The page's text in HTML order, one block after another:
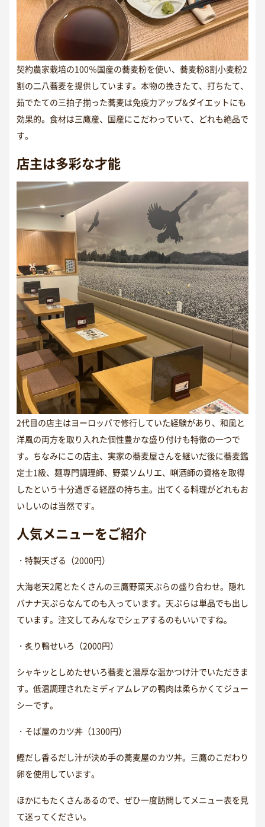
契約農家栽培の100％国産の蕎麦粉を使い、蕎麦粉8割小麦粉2
割の二八蕎麦を提供しています。本物の挽きたて、打ちたて、
茹でたての三拍子揃った蕎麦は免疫力アップ&ダイエットにも
効果的。食材は三鷹産、国産にこだわっていて、どれも絶品で
す。
店主は多彩な才能
2代目の店主はヨーロッパで修行していた経験があり、和風と
洋風の両方を取り入れた個性豊かな盛り付けも特徴の一つで
す。ちなみにこの店主、実家の蕎麦屋さんを継いだ後に蕎麦鑑
定士1級、麺専門調理師、野菜ソムリエ、唎酒師の資格を取得
したという十分過ぎる経歴の持ち主。出てくる料理がどれもお
いしいのは当然です。
人気メニューをご紹介
・特製天ざる（2000円）
大海老天2尾とたくさんの三鷹野菜天ぷらの盛り合わせ。隠れ
バナナ天ぷらなんてのも入っています。天ぷらは単品でも出し
ています。注文してみんなでシェアするのもいいですね。
・炙り鴨せいろ（2000円）
シャキッとしめたせいろ蕎麦と濃厚な温かつけ汁でいただきま
す。低温調理されたミディアムレアの鴨肉は柔らかくてジュー
シーです。
・そば屋のカツ丼（1300円）
鰹だし香るだし汁が決め手の蕎麦屋のカツ丼。三鷹のこだわり
卵を使用しています。
ほかにもたくさんあるので、ぜひ一度訪問してメニュー表を見
て迷ってください。